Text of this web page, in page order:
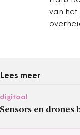
van het
Lees meer
digitaal
Sensors en drones